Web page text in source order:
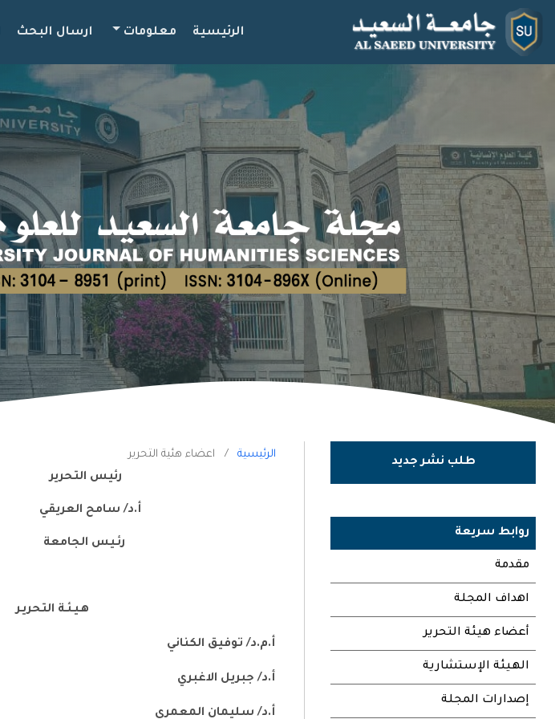
الرئيسية معلومات ارسال البحث
الرئيسية / اعضاء هئية التحرير
رئيس التحرير
أ.د/ سامح العريقي
رئـيس الجامعة
هـيـئـة التحريـر
أ.م.د/ توفيق الكناني
أ.د/ جبريل الاغبري
أ.د/ سليمان المعمري
طلب نشر جديد
روابط سريعة
مقدمة
اهداف المجلة
أعضاء هيئة التحرير
الهيئة الإستشارية
إصدارات المجلة